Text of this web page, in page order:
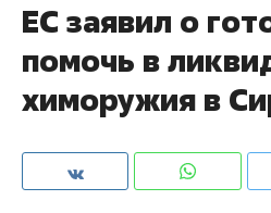
ЕС заявил о
помочь в
химоружия в